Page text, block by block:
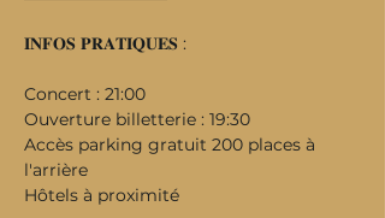
𝐈𝐍𝐅𝐎𝐒 𝐏𝐑𝐀𝐓𝐈𝐐𝐔𝐄𝐒 :
Concert : 21:00
Ouverture billetterie : 19:30
Accès parking gratuit 200 places à
l'arrière
Hôtels à proximité